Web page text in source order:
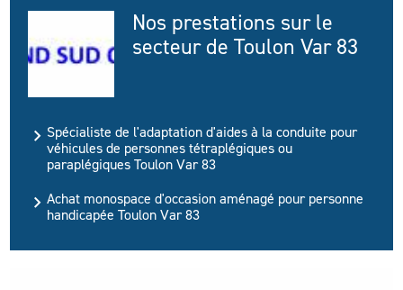
Nos prestations sur le
secteur de Toulon Var 83
Spécialiste de l'adaptation d'aides à la conduite pour
véhicules de personnes tétraplégiques ou
paraplégiques Toulon Var 83
Achat monospace d'occasion aménagé pour personne
handicapée Toulon Var 83